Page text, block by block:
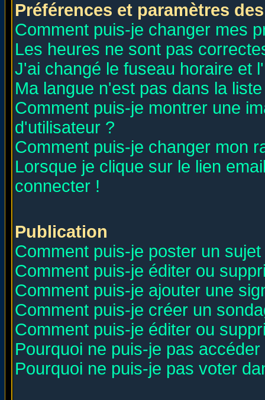
Préférences et paramètres
Comment puis-je changer mes
Les heures ne sont pas
J'ai changé le fuseau horaire et
Ma langue n'est pas dans la
Comment puis-je montrer une
d'utilisateur ?
Comment puis-je changer mon
Lorsque je clique sur le lien
connecter !
Publication
Comment puis-je poster un
Comment puis-je éditer ou
Comment puis-je ajouter une
Comment puis-je créer un
Comment puis-je éditer ou
Pourquoi ne puis-je pas
Pourquoi ne puis-je pas voter